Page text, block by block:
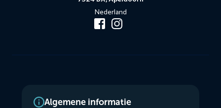
Nederland
Algemene informatie